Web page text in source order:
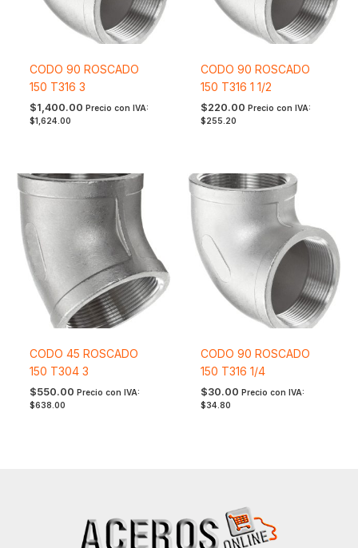
CODO 90 ROSCADO
150 T316 3
$1,400.00 Precio con IVA:
$1,624.00
CODO 90 ROSCADO
150 T316 1 1/2
$220.00 Precio con IVA:
$255.20
CODO 45 ROSCADO
150 T304 3
$550.00 Precio con IVA:
$638.00
CODO 90 ROSCADO
150 T316 1/4
$30.00 Precio con IVA:
$34.80